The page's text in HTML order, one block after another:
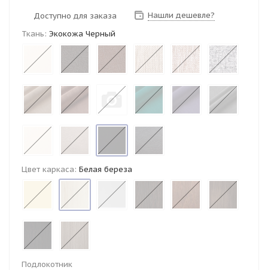
Доступно для заказа
Нашли дешевле?
Ткань: Экокожа Черный
Цвет каркаса: Белая береза
Подлокотник